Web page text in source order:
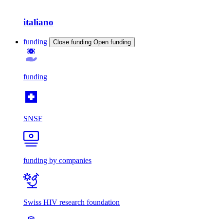
italiano
funding Close funding Open funding
funding
SNSF
funding by companies
Swiss HIV research foundation